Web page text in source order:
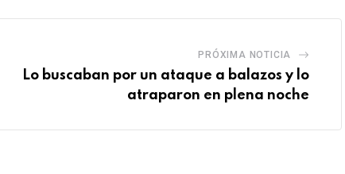
PRÓXIMA NOTICIA
Lo buscaban por un ataque a balazos y lo
atraparon en plena noche